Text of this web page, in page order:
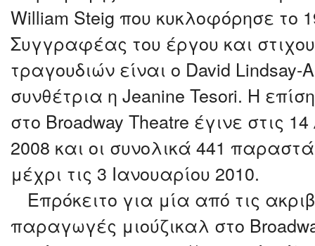
William Steig που κυκλοφόρησε το
Συγγραφέας του έργου και
τραγουδιών είναι ο David Lindsay-
συνθέτρια η Jeanine Tesori. Η
στο Broadway Theatre έγινε στις
2008 και οι συνολικά 441
μέχρι τις 3 Ιανουαρίου 2010.
Επρόκειτο για μία από τις
παραγωγές μιούζικαλ στο